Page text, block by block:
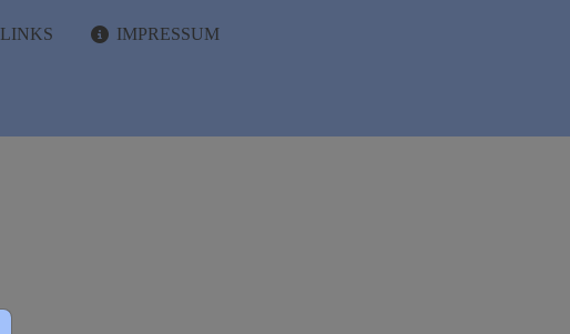
LINKS IMPRESSUM